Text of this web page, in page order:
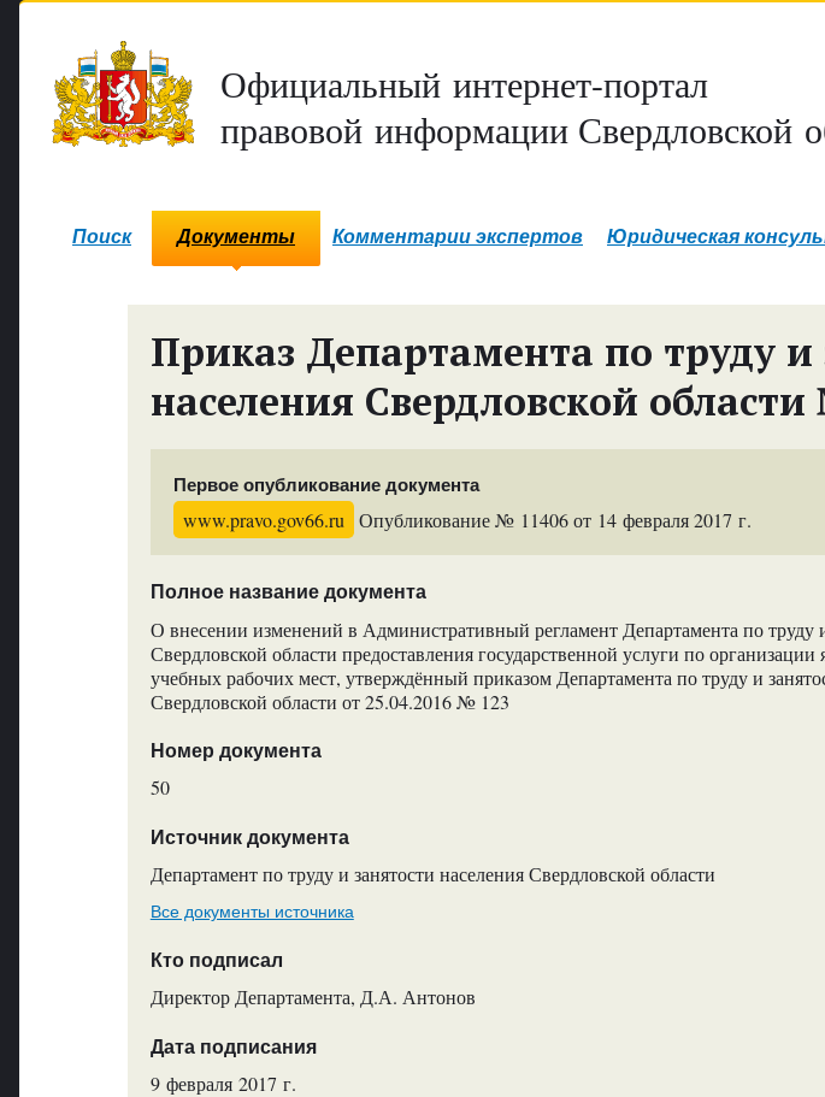
Официальный интернет-портал
правовой информации Свердловской
Поиск Документы Комментарии экспертов Юридическая
Приказ Департамента по труду и
населения Свердловской
Первое опубликование документа
www.pravo.gov66.ru Опубликование № 11406 от 14 февраля 2017 г.
Полное название документа
О внесении изменений в Административный регламент Департамента по труду
Свердловской области предоставления государственной услуги по
учебных рабочих мест, утверждённый приказом Департамента по труду и
Свердловской области от 25.04.2016 № 123
Номер документа
50
Источник документа
Департамент по труду и занятости населения Свердловской области
Все документы источника
Кто подписал
Директор Департамента, Д.А. Антонов
Дата подписания
9 февраля 2017 г.